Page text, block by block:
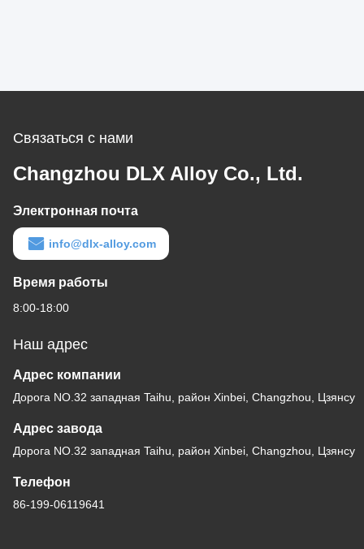
Связаться с нами
Changzhou DLX Alloy Co., Ltd.
Электронная почта
info@dlx-alloy.com
Время работы
8:00-18:00
Наш адрес
Адрес компании
Дорога NO.32 западная Taihu, район Xinbei, Changzhou, Цзянсу
Адрес завода
Дорога NO.32 западная Taihu, район Xinbei, Changzhou, Цзянсу
Телефон
86-199-06119641